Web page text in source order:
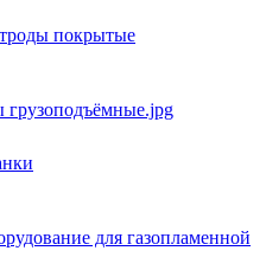
покрытые
грузоподъёмные.jpg
для газопламенной